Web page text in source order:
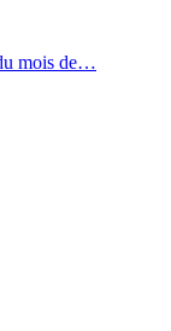
mois de…